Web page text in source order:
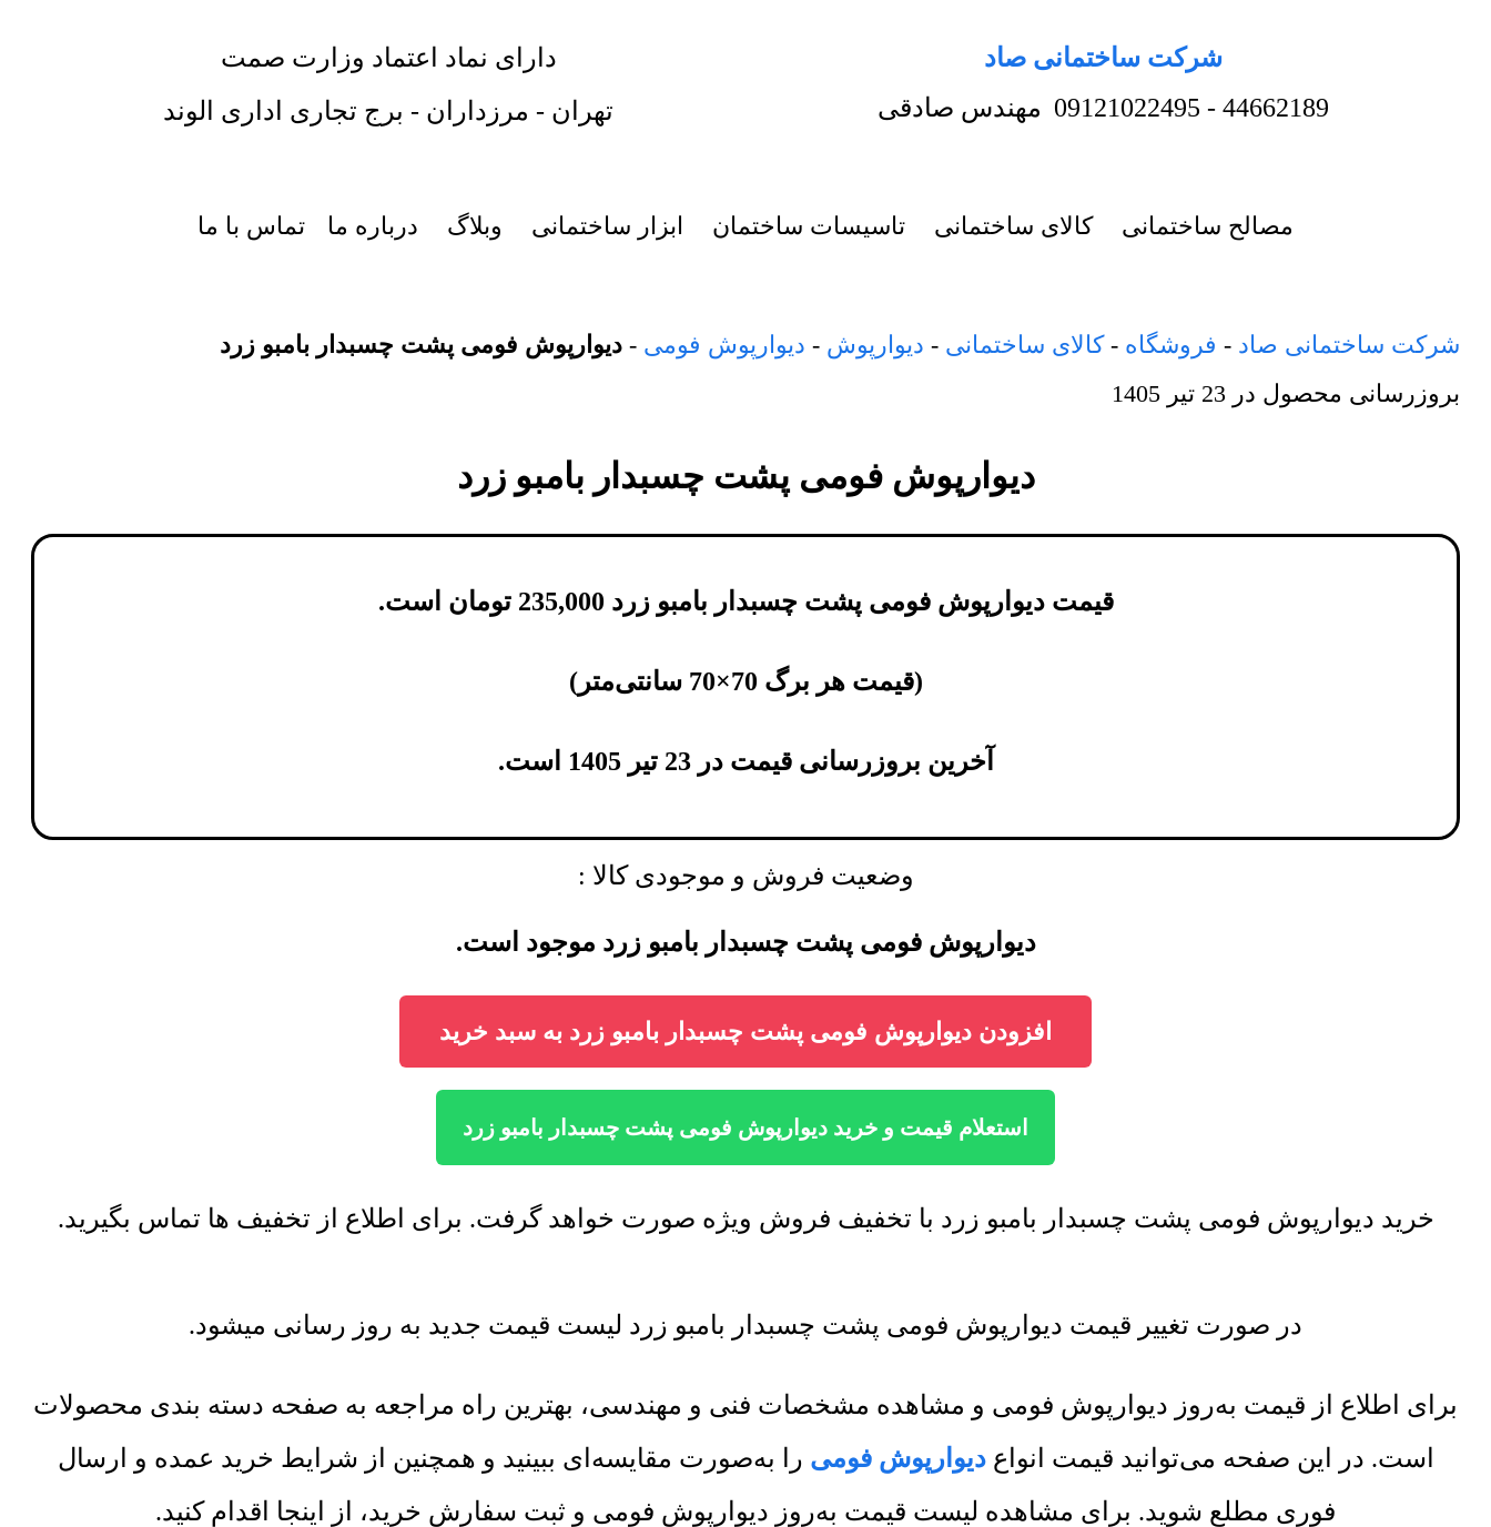
شرکت ساختمانی صاد
دارای نماد اعتماد وزارت صمت
44662189
-
09121022495 مهندس صادقی تهران - مرزداران - برج تجاری اداری الوند
مصالح ساختمانی کالای ساختمانی تاسیسات ساختمان ابزار ساختمانی وبلاگ درباره ما تماس با ما
شرکت ساختمانی صاد - فروشگاه -کالای ساختمانی - دیوارپوش - دیوارپوش فومی - دیوارپوش فومی پشت چسبدار بامبو زرد
بروزرسانی محصول در 23 تیر 1405
دیوارپوش فومی پشت چسبدار بامبو زرد
قیمت دیوارپوش فومی پشت چسبدار بامبو زرد 235,000 تومان است.
(قیمت هر برگ 70×70 سانتی‌متر )
آخرین بروزرسانی قیمت در 23 تیر 1405 است.
وضعیت فروش و موجودی کالا :
دیوارپوش فومی پشت چسبدار بامبو زرد موجود است.
افزودن دیوارپوش فومی پشت چسبدار بامبو زرد به سبد خرید
استعلام قیمت و خرید دیوارپوش فومی پشت چسبدار بامبو زرد
خرید دیوارپوش فومی پشت چسبدار بامبو زرد با تخفیف فروش ویژه صورت خواهد گرفت. برای اطلاع از تخفیف ها تماس بگیرید.
در صورت تغییر قیمت دیوارپوش فومی پشت چسبدار بامبو زرد لیست قیمت جدید به روز رسانی میشود.
برای اطلاع از قیمت به‌روز دیوارپوش فومی و مشاهده مشخصات فنی و مهندسی، بهترین راه مراجعه به صفحه دسته بندی محصولات
است. در این صفحه می‌توانید قیمت انواعدیوارپوش فومی را به‌صورت مقایسه‌ای ببینید و همچنین از شرایط خرید عمده و ارسال
فوری مطلع شوید. برای مشاهده لیست قیمت به‌روز دیوارپوش فومی و ثبت سفارش خرید، از اینجا اقدام کنید.